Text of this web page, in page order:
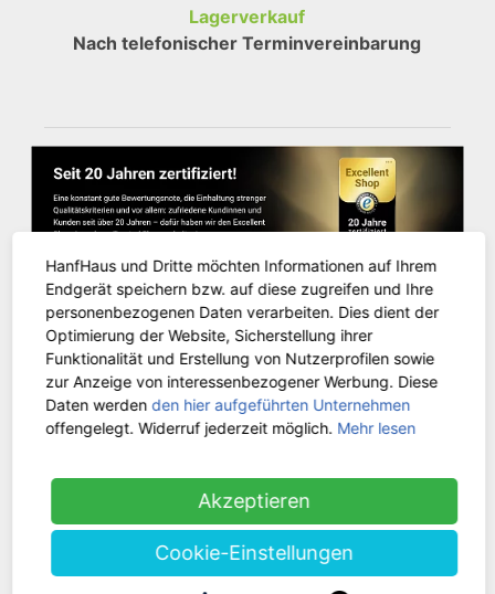
Lagerverkauf
Nach telefonischer Terminvereinbarung
KUNDENSERVICE
Kontakt
Zahlungsarten
Folge uns bei
HanfHaus und Dritte möchten Informationen auf Ihrem
Endgerät speichern bzw. auf diese zugreifen und Ihre
personenbezogenen Daten verarbeiten. Dies dient der
Optimierung der Website, Sicherstellung ihrer
Funktionalität und Erstellung von Nutzerprofilen sowie
zur Anzeige von interessenbezogener Werbung. Diese
Daten werdenden hier aufgeführten Unternehmen
offengelegt. Widerruf jederzeit möglich. Mehr lesen
Akzeptieren
Cookie-Einstellungen